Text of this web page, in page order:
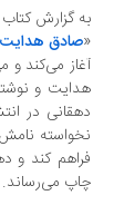
گزارش کتاب نیوز
صادق هدایت: مرگ
می‌کند و
و
در انتشار
نامش فاش
کند و دهقانی
می‌رساند.